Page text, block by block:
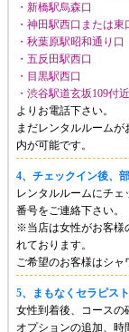
・新橋駅烏森口
・神田駅西口または東
・秋葉原駅昭和通り口
・五反田駅西口
・目黒駅西口
・渋谷駅道玄坂109付近
よりお電話下さい。
まだレンタルルーム
内が可能です。
4、チェックイン後、
レンタルルームにチ
番号をご連絡下さい。
※当店は女性がお客様
れております。
ご希望のお客様はシャ
5、まもなくセラピス
女性到着後、コースの
オプションの追加、時